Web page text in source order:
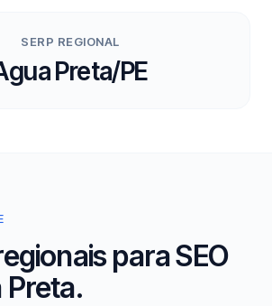
SERP REGIONAL
Preta/PE
para SEO
Preta.